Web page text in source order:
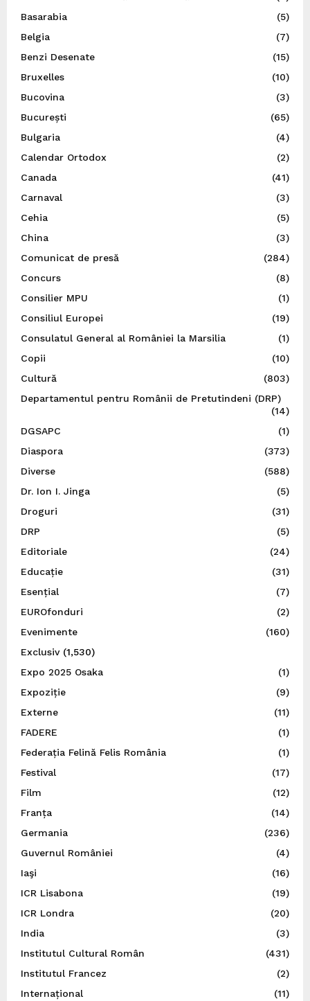
Basarabia
(5)
Belgia
(7)
Benzi Desenate
(15)
Bruxelles
(10)
Bucovina
(3)
București
(65)
Bulgaria
(4)
Calendar Ortodox
(2)
Canada
(41)
Carnaval
(3)
Cehia
(5)
China
(3)
Comunicat de presă
(284)
Concurs
(8)
Consilier MPU
(1)
Consiliul Europei
(19)
Consulatul General al României la Marsilia
(1)
Copii
(10)
Cultură
(803)
Departamentul pentru Românii de Pretutindeni (DRP)
(14)
DGSAPC
(1)
Diaspora
(373)
Diverse
(588)
Dr. Ion I. Jinga
(5)
Droguri
(31)
DRP
(5)
Editoriale
(24)
Educație
(31)
Esențial
(7)
EUROfonduri
(2)
Evenimente
(160)
Exclusiv(1,530)
Expo 2025 Osaka
(1)
Expoziție
(9)
Externe
(11)
FADERE
(1)
Federația Felină Felis România
(1)
Festival
(17)
Film
(12)
Franța
(14)
Germania
(236)
Guvernul României
(4)
Iaşi
(16)
ICR Lisabona
(19)
ICR Londra
(20)
India
(3)
Institutul Cultural Român
(431)
Institutul Francez
(2)
Internațional
(11)